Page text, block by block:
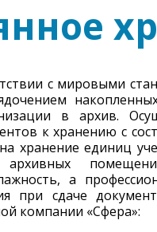
с мировыми
в архив.
к хранению с
хранение единиц
а
при сдаче
компании «Сфера»: